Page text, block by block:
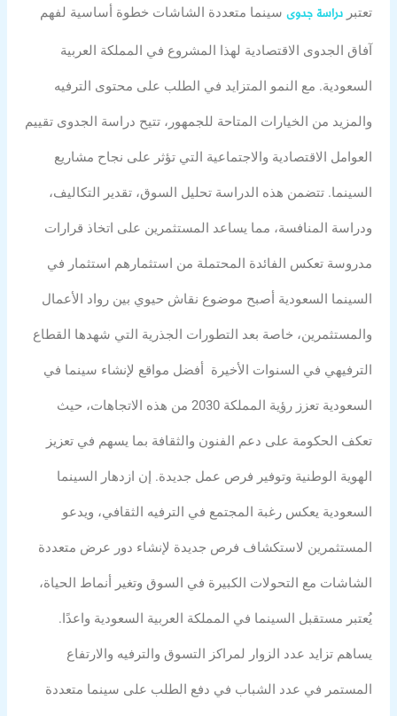
تعتبر دراسة جدوىسينما متعددة الشاشات خطوة أساسية لفهم
آفاق الجدوى الاقتصادية لهذا المشروع في المملكة العربية
السعودية. مع النمو المتزايد في الطلب على محتوى الترفيه
والمزيد من الخيارات المتاحة للجمهور، تتيح دراسة الجدوى تقييم
العوامل الاقتصادية والاجتماعية التي تؤثر على نجاح مشاريع
السينما. تتضمن هذه الدراسة تحليل السوق، تقدير التكاليف،
ودراسة المنافسة، مما يساعد المستثمرين على اتخاذ قرارات
مدروسة تعكس الفائدة المحتملة من استثمارهم استثمار في
السينما السعودية أصبح موضوع نقاش حيوي بين رواد الأعمال
والمستثمرين، خاصة بعد التطورات الجذرية التي شهدها القطاع
الترفيهي في السنوات الأخيرة أفضل مواقع لإنشاء سينما في
السعودية تعزز رؤية المملكة 2030 من هذه الاتجاهات، حيث
تعكف الحكومة على دعم الفنون والثقافة بما يسهم في تعزيز
الهوية الوطنية وتوفير فرص عمل جديدة. إن ازدهار السينما
السعودية يعكس رغبة المجتمع في الترفيه الثقافي، ويدعو
المستثمرين لاستكشاف فرص جديدة لإنشاء دور عرض متعددة
الشاشات مع التحولات الكبيرة في السوق وتغير أنماط الحياة،
يُعتبر مستقبل السينما في المملكة العربية السعودية واعدًا.
يساهم تزايد عدد الزوار لمراكز التسوق والترفيه والارتفاع
المستمر في عدد الشباب في دفع الطلب على سينما متعددة